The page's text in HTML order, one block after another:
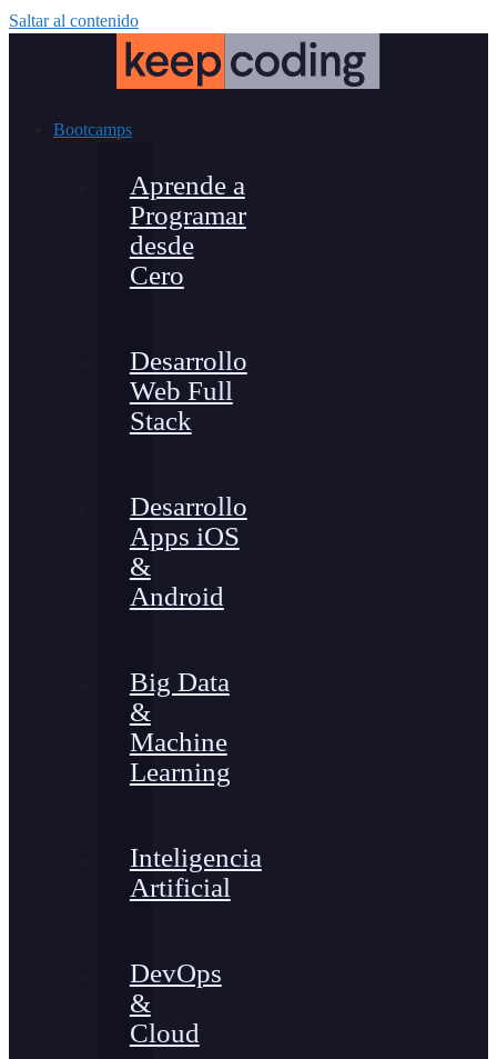
Saltar al contenido
Bootcamps
Aprende a
Programar
desde
Cero
Desarrollo
Web Full
Stack
Desarrollo
Apps iOS
&
Android
Big Data
&
Machine
Learning
Inteligencia
Artificial
DevOps
&
Cloud